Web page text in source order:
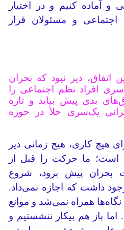
آماده کنیم و در اختیار
اجتماعی و مسئولان قرار
اتفاق، دیر نبود که بحران
افراد نظم اجتماعی را
بدی پیش بیاید و تازه
یک‌سری خلأ در حوزه
هیچ کاری، هیچ زمانی دیر
است؛ ما حرکت را قبل از
بحران پیش برود، شروع
داشت که اجازه نمی‌داد.
همراه نمی‌شد و موانع
باز هم بیکار ننشستیم و